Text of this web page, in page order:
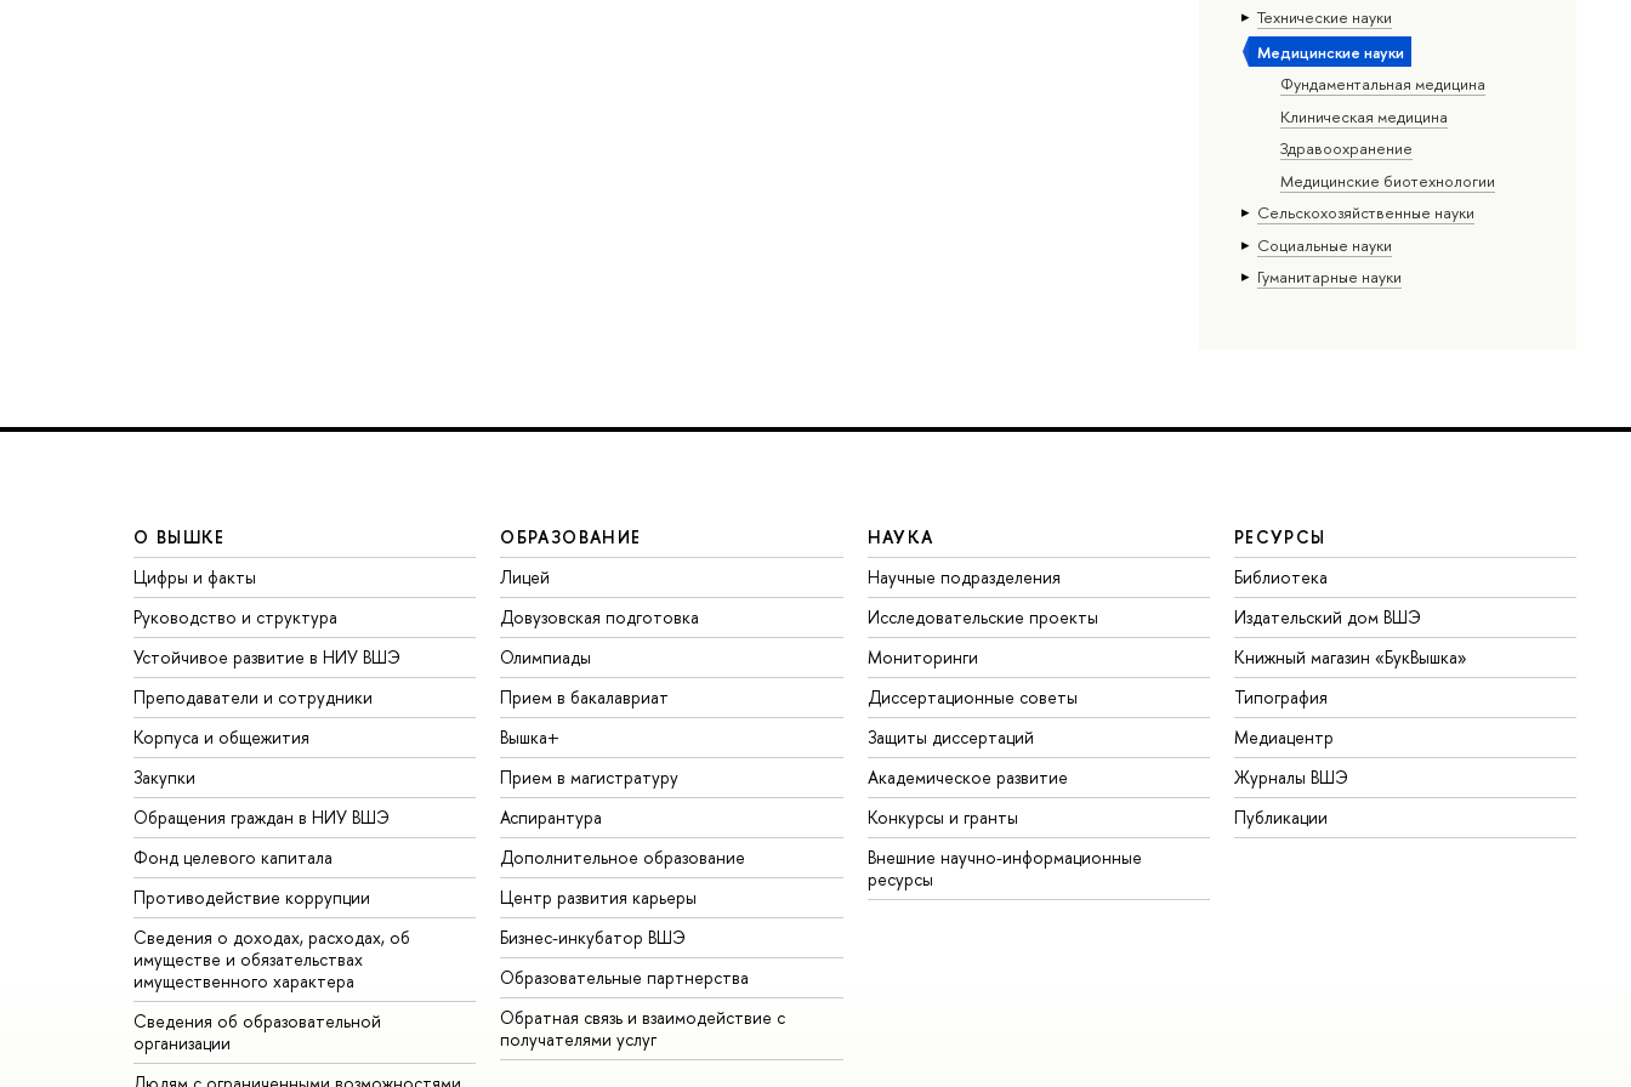
Тех­ничес­кие науки
Медицинские науки
Фундаментальная медицина
Клиническая медицина
Здравоохранение
Медицинские биотехнологии
Сельскохозяйственные науки
Социальные науки
Гуманитарные науки
О ВЫШКЕ
Цифры и факты
Руководство и структура
Устойчивое развитие в НИУ ВШЭ
Преподаватели и сотрудники
Корпуса и общежития
Закупки
Обращения граждан в НИУ ВШЭ
Фонд целевого капитала
Противодействие коррупции
Сведения о доходах, расходах, об
имуществе и обязательствах
имущественного характера
Сведения об образовательной
организации
ОБРАЗОВАНИЕ
Лицей
Довузовская подготовка
Олимпиады
Прием в бакалавриат
Вышка+
Прием в магистратуру
Аспирантура
Дополнительное образование
Центр развития карьеры
Бизнес-инкубатор ВШЭ
Образовательные партнерства
Обратная связь и взаимодействие с
получателями услуг
НАУКА
Научные подразделения
Исследовательские проекты
Мониторинги
Диссертационные советы
Защиты диссертаций
Академическое развитие
Конкурсы и гранты
Внешние научно-информационные
ресурсы
РЕСУРСЫ
Библиотека
Издательский дом ВШЭ
Книжный магазин «БукВышка»
Типография
Медиацентр
Журналы ВШЭ
Публикации